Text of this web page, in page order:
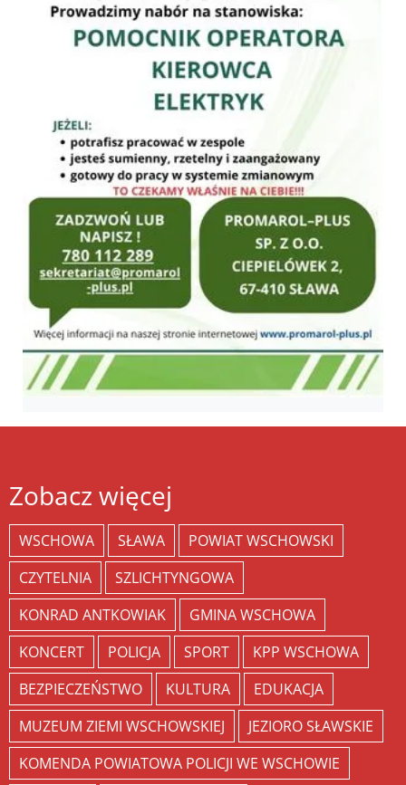
Zobacz więcej
WSCHOWA SŁAWA
POWIAT WSCHOWSKI
CZYTELNIA
SZLICHTYNGOWA
KONRAD ANTKOWIAK
GMINA WSCHOWA
KONCERT
POLICJA SPORT
KPP WSCHOWA
BEZPIECZEŃSTWO
KULTURA
EDUKACJA
MUZEUM ZIEMI WSCHOWSKIEJ
JEZIORO SŁAWSKIE
KOMENDA POWIATOWA POLICJI WE WSCHOWIE